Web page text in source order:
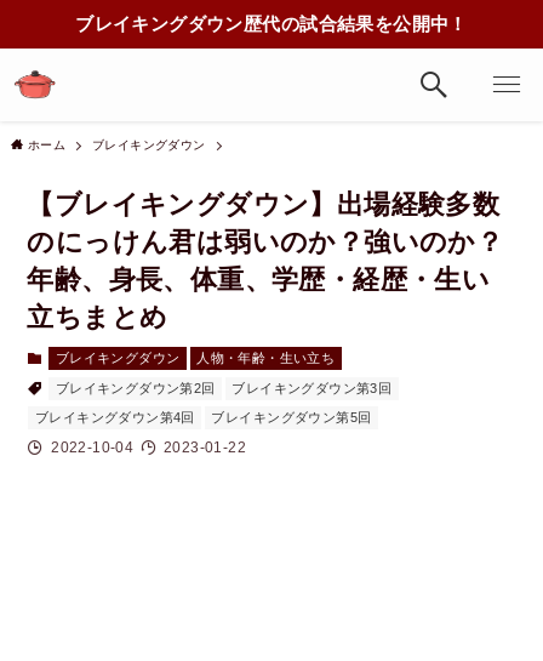
ブレイキングダウン歴代の試合結果を公開中！
ホーム ブレイキングダウン
【ブレイキングダウン】出場経験多数
のにっけん君は弱いのか？強いのか？
年齢、身長、体重、学歴・経歴・生い
立ちまとめ
ブレイキングダウン 人物・年齢・生い立ち
ブレイキングダウン第2回 ブレイキングダウン第3回
ブレイキングダウン第4回 ブレイキングダウン第5回
2022-10-04 2023-01-22